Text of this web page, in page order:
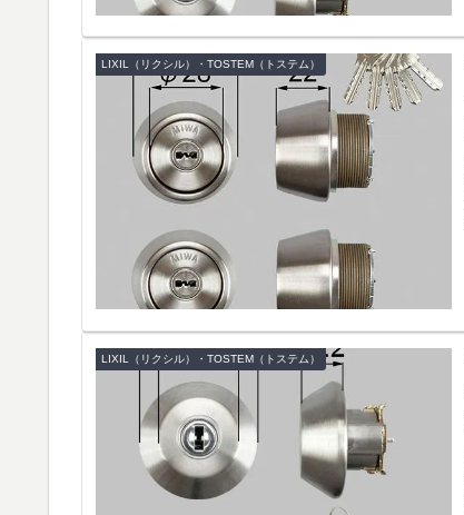
LIXIL（リクシル）・TOSTEM（トステム）
LIXIL（リクシル）・TOSTEM（トステム）